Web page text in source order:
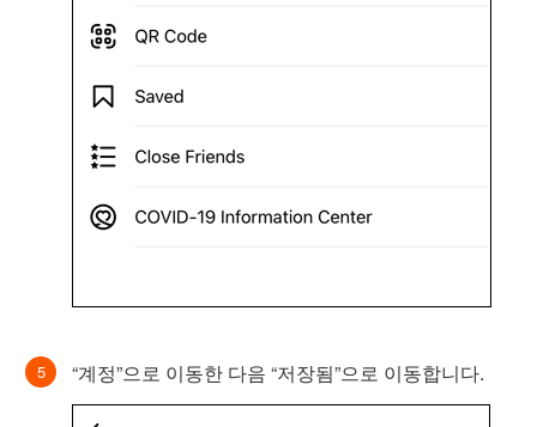
“계정”으로 이동한 다음 “저장됨”으로 이동합니다.